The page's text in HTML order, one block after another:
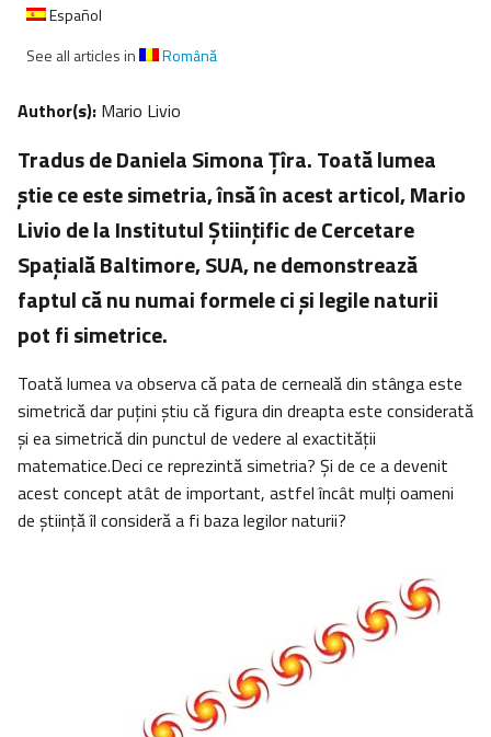
Español
See all articles in
Română
Author(s): Mario Livio
Tradus de Daniela Simona Ţîra. Toată lumea
ştie ce este simetria, însă în acest articol, Mario
Livio de la Institutul Ştiinţific de Cercetare
Spaţială Baltimore, SUA, ne demonstrează
faptul că nu numai formele ci şi legile naturii
pot fi simetrice.
Toată lumea va observa că pata de cerneală din stânga este
simetrică dar puţini ştiu că figura din dreapta este considerată
şi ea simetrică din punctul de vedere al exactităţii
matematice.Deci ce reprezintă simetria? Şi de ce a devenit
acest concept atât de important, astfel încât mulţi oameni
de ştiinţă îl consideră a fi baza legilor naturii?